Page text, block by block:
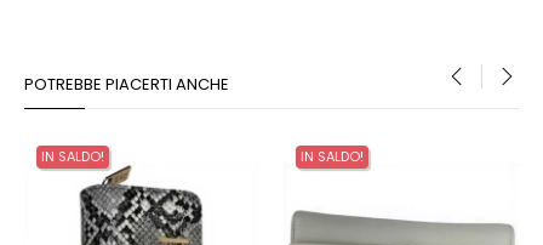
POTREBBE PIACERTI ANCHE
IN SALDO! IN SALDO!